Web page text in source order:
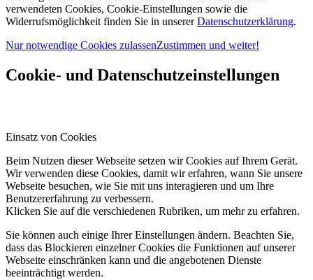
verwendeten Cookies, Cookie-Einstellungen sowie die
Widerrufsmöglichkeit finden Sie in unsererDatenschutzerklärung.
Nur notwendige Cookies zulassenZustimmen und weiter!
Cookie- und Datenschutzeinstellungen
Einsatz von Cookies
Beim Nutzen dieser Webseite setzen wir Cookies auf Ihrem Gerät.
Wir verwenden diese Cookies, damit wir erfahren, wann Sie unsere
Webseite besuchen, wie Sie mit uns interagieren und um Ihre
Benutzererfahrung zu verbessern.
Klicken Sie auf die verschiedenen Rubriken, um mehr zu erfahren.
Sie können auch einige Ihrer Einstellungen ändern. Beachten Sie,
dass das Blockieren einzelner Cookies die Funktionen auf unserer
Webseite einschränken kann und die angebotenen Dienste
beeinträchtigt werden.